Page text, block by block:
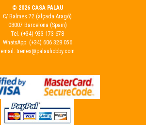
© 2026 CASA PALAU
C/ Balmes 72 (alçada Aragó)
08007 Barcelona (Spain)
Tel. (+34) 933 173 678
WhatsApp: (+34) 606 328 056
email: trenes@palauhobby.com